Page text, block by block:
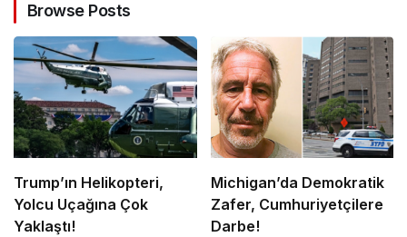
Browse Posts
Trump’ın Helikopteri,
Yolcu Uçağına Çok
Yaklaştı!
Michigan’da Demokratik
Zafer, Cumhuriyetçilere
Darbe!